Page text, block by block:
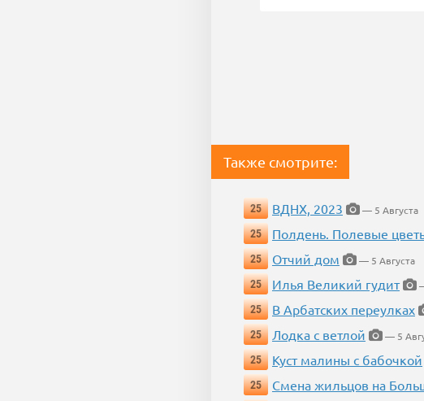
Также смотрите:
25 ВДНХ, 2023
— 5 Августа
25
Полдень. Полевые
25
Отчий дом
— 5 Августа
25
Илья Великий гудит
25
В Арбатских переулках
25
Лодка с ветлой
— 5
25
Куст малины с бабочкой
25
Смена жильцов на